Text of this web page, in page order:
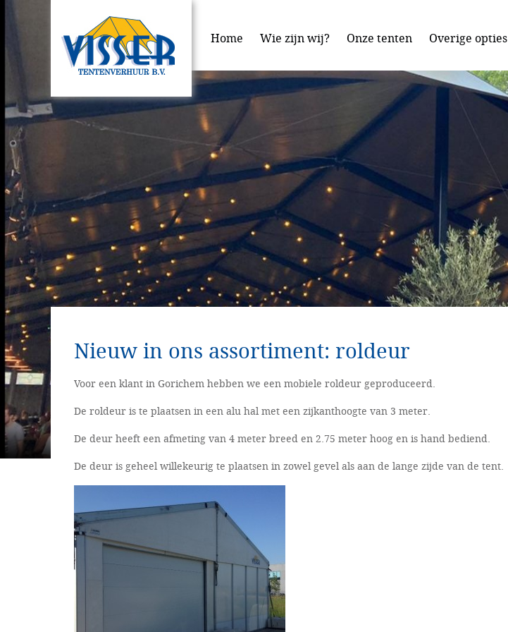
Nieuw in ons assortiment: roldeur
Voor een klant in Gorichem hebben we een mobiele roldeur geproduceerd.
De roldeur is te plaatsen in een alu hal met een zijkanthoogte van 3 meter.
De deur heeft een afmeting van 4 meter breed en 2.75 meter hoog en is hand bediend.
De deur is geheel willekeurig te plaatsen in zowel gevel als aan de lange zijde van de tent.
Home Wie zijn wij? Onze tenten Overige opties